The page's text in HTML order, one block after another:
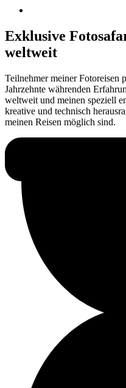
Exklusive
weltweit
Teilnehmer meiner Fotoreisen
Jahrzehnte währenden
weltweit und meinen speziell
kreative und technisch
meinen Reisen möglich sind.